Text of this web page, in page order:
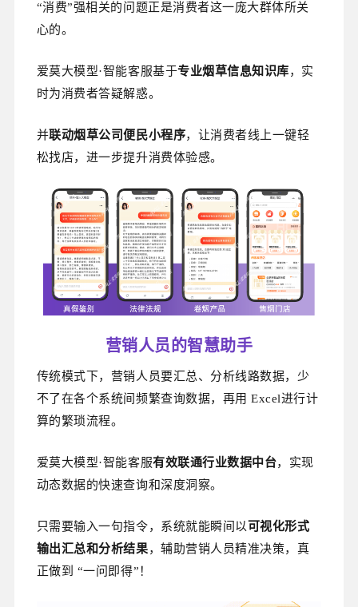
“消费”强相关的问题正是消费者这一庞大群体所关
心的。
爱莫大模型·智能客服基于专业烟草信息知识库，实
时为消费者答疑解惑。
并联动烟草公司便民小程序，让消费者线上一键轻
松找店，进一步提升消费体验感。
营销人员的智慧助手
传统模式下，营销人员要汇总、分析线路数据，少
不了在各个系统间频繁查询数据，再用 Excel进行计
算的繁琐流程。
爱莫大模型·智能客服有效联通行业数据中台，实现
动态数据的快速查询和深度洞察。
只需要输入一句指令，系统就能瞬间以可视化形式
输出汇总和分析结果，辅助营销人员精准决策，真
正做到 “一问即得”！